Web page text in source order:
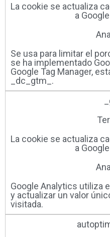
La cookie se actualiza
a
Se usa para limitar el
se ha implementado
Google Tag Manager,
_dc_gtm_.
La cookie se actualiza
a
Google Analytics utiliza
y actualizar un valor
visitada.